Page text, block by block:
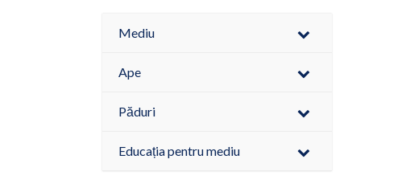
Mediu
Ape
Păduri
Educația pentru mediu